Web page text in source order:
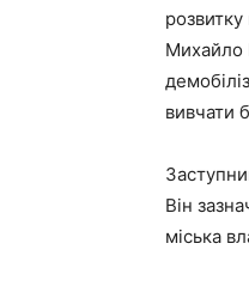
Михайло
вивчати
Він
міська